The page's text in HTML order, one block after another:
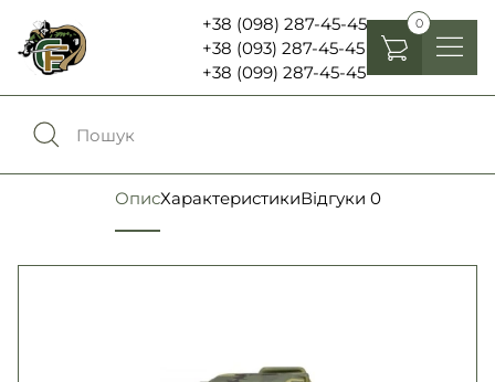
+38 (098) 287-45-45
+38 (093) 287-45-45
+38 (099) 287-45-45
0
Порівняння0
Обране0
ОписХарактеристикиВідгуки 0